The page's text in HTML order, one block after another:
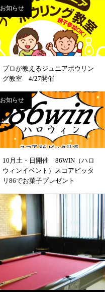
お知らせ
プロが教えるジュニアボウリン
グ教室 4/27開催
お知らせ
10月土・日開催 86WIN（ハロ
ウィンイベント）スコアピッタ
リ86でお菓子プレゼント